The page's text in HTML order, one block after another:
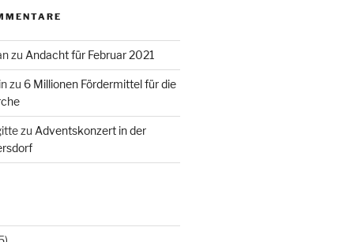
zu Andacht für Februar 2021
zu 6 Millionen Fördermittel für die
zu Adventskonzert in der